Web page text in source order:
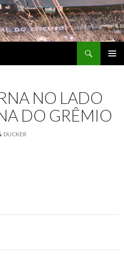
NO LADO
DO GRÊMIO
DUCKER